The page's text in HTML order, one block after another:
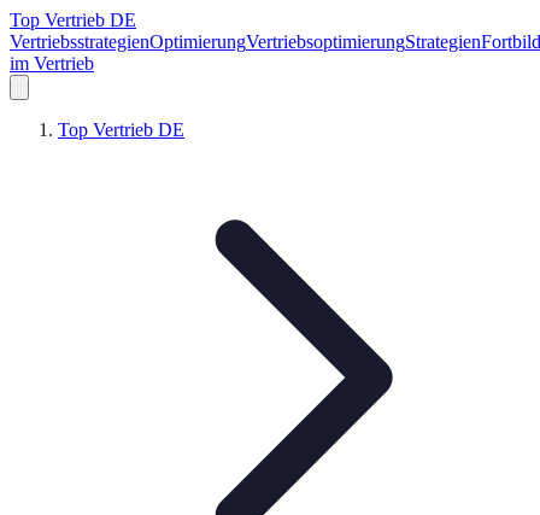
Top Vertrieb DE
VertriebsstrategienOptimierungVertriebsoptimierungStrategien
im Vertrieb
Top Vertrieb DE